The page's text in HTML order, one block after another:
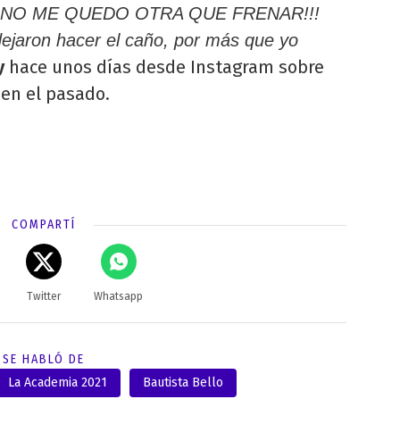
ME QUEDO OTRA QUE FRENAR!!!
hacer el caño, por más que yo
hace unos días desde Instagram sobre
el pasado.
COMPARTÍ
Twitter Whatsapp
SE HABLÓ DE
La Academia 2021
Bautista Bello